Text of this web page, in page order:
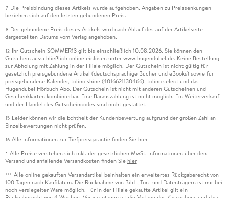
7 Die Preisbindung dieses Artikels wurde aufgehoben. Angaben zu Preissenkungen
beziehen sich auf den letzten gebundenen Preis.
8 Der gebundene Preis dieses Artikels wird nach Ablauf des auf der Artikelseite
dargestellten Datums vom Verlag angehoben.
12 Ihr Gutschein SOMMER13 gilt bis einschließlich 10.08.2026. Sie können den
Gutschein ausschließlich online einlösen unter www.hugendubel.de. Keine Bestellung
zur Abholung mit Zahlung in der Filiale möglich. Der Gutschein ist nicht gültig für
gesetzlich preisgebundene Artikel (deutschsprachige Bücher und eBooks) sowie für
preisgebundene Kalender, tolino shine (4016621130466), tolino select und das
Hugendubel Hörbuch Abo. Der Gutschein ist nicht mit anderen Gutscheinen und
Geschenkkarten kombinierbar. Eine Barauszahlung ist nicht möglich. Ein Weiterverkauf
und der Handel des Gutscheincodes sind nicht gestattet.
15 Leider können wir die Echtheit der Kundenbewertung aufgrund der großen Zahl an
Einzelbewertungen nicht prüfen.
16 Alle Informationen zur Tiefpreisgarantie finden Sie hier
* Alle Preise verstehen sich inkl. der gesetzlichen MwSt. Informationen über den
Versand und anfallende Versandkosten finden Sie hier
*** Alle online gekauften Versandartikel beinhalten ein erweitertes Rückgaberecht von
100 Tagen nach Kaufdatum. Die Rücknahme von Bild-, Ton- und Datenträgern ist nur bei
noch versiegelter Ware möglich. Für in der Filiale gekaufte Artikel gilt ein